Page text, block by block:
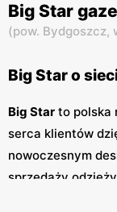
Big Star
(pow. Bydgoszcz,
Big Star o
Big Star to polska
serca klientów
nowoczesnym
sprzedaży
które cechują się